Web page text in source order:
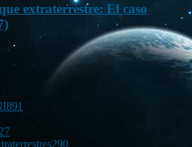
extraterrestre: El caso
891
290